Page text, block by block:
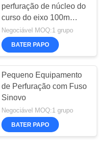
perfuração de núcleo do
curso do eixo 100m
450mm
Negociável MOQ:1 grupo
BATER PAPO
Pequeno Equipamento
de Perfuração com Fuso
Sinovo
Negociável MOQ:1 grupo
BATER PAPO